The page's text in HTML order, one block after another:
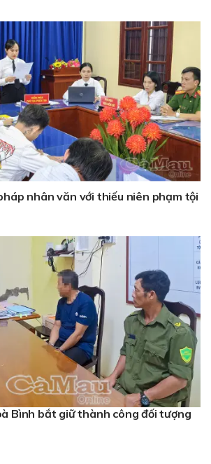
nhân văn với thiếu niên phạm tội
Bình bắt giữ thành công đối tượng